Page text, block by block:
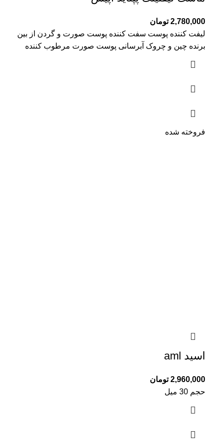
2,780,000 تومان
لیفت کننده پوست سفت کننده پوست صورت و گردن از بین
برنده چین و چروک آبرسانی پوست صورت مرطوب کننده
فروخته شده
اسید aml
2,960,000 تومان
حجم 30 میل